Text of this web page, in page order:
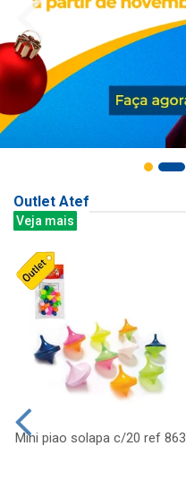
Outlet Atef
Veja mais
Mini piao solapa c/20 ref 863